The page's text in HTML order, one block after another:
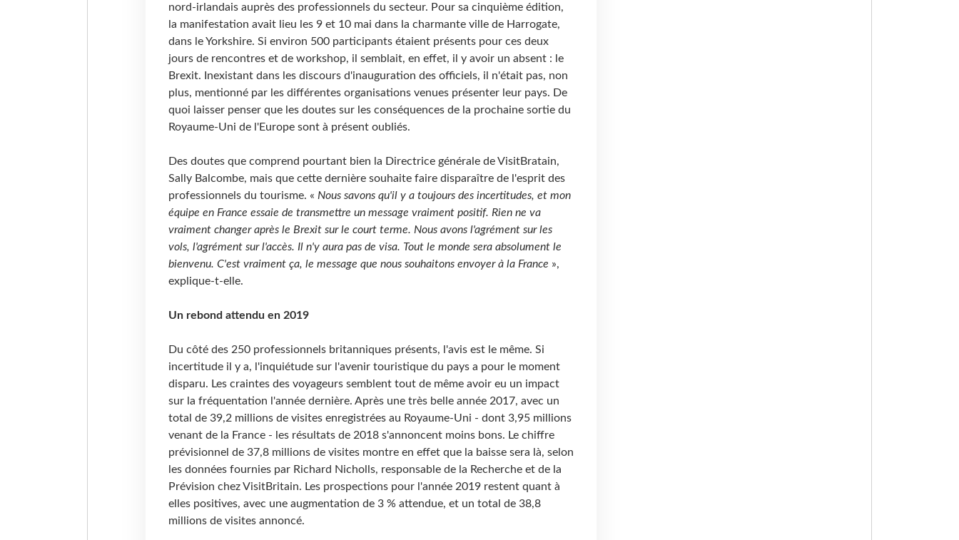
nord-irlandais auprès des professionnels du secteur. Pour sa cinquième édition,
la manifestation avait lieu les 9 et 10 mai dans la charmante ville de Harrogate,
dans le Yorkshire. Si environ 500 participants étaient présents pour ces deux
jours de rencontres et de workshop, il semblait, en effet, il y avoir un absent : le
Brexit. Inexistant dans les discours d'inauguration des officiels, il n'était pas, non
plus, mentionné par les différentes organisations venues présenter leur pays. De
quoi laisser penser que les doutes sur les conséquences de la prochaine sortie du
Royaume-Uni de l'Europe sont à présent oubliés.
Des doutes que comprend pourtant bien la Directrice générale de VisitBratain,
Sally Balcombe, mais que cette dernière souhaite faire disparaître de l'esprit des
professionnels du tourisme. « Nous savons qu'il y a toujours des incertitudes, et mon
équipe en France essaie de transmettre un message vraiment positif. Rien ne va
vraiment changer après le Brexit sur le court terme. Nous avons l'agrément sur les
vols, l'agrément sur l'accès. Il n'y aura pas de visa. Tout le monde sera absolument le
bienvenu. C'est vraiment ça, le message que nous souhaitons envoyer à la France »,
explique-t-elle.
Un rebond attendu en 2019
Du côté des 250 professionnels britanniques présents, l'avis est le même. Si
incertitude il y a, l'inquiétude sur l'avenir touristique du pays a pour le moment
disparu. Les craintes des voyageurs semblent tout de même avoir eu un impact
sur la fréquentation l'année dernière. Après une très belle année 2017, avec un
total de 39,2 millions de visites enregistrées au Royaume-Uni - dont 3,95 millions
venant de la France - les résultats de 2018 s'annoncent moins bons. Le chiffre
prévisionnel de 37,8 millions de visites montre en effet que la baisse sera là, selon
les données fournies par Richard Nicholls, responsable de la Recherche et de la
Prévision chez VisitBritain. Les prospections pour l'année 2019 restent quant à
elles positives, avec une augmentation de 3 % attendue, et un total de 38,8
millions de visites annoncé.